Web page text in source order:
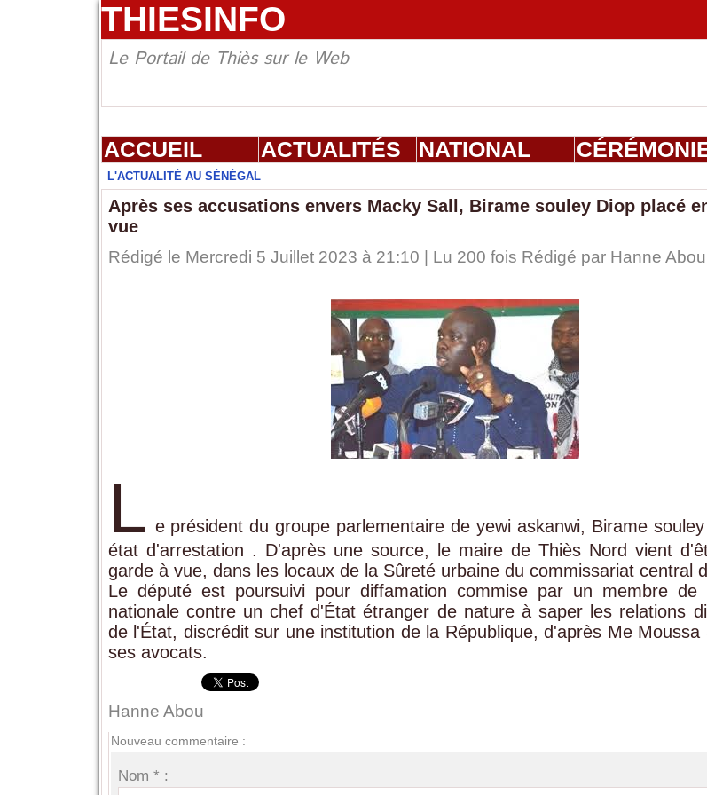
THIESINFO
Le Portail de Thiès sur le Web
ACCUEIL ACTUALITÉS NATIONAL
L'ACTUALITÉ AU SÉNÉGAL
Après ses accusations envers Macky Sall, Birame souley Diop placé
vue
Rédigé le Mercredi 5 Juillet 2023 à 21:10 | Lu 200 fois Rédigé par Hanne Abou
L e président du groupe parlementaire de yewi askanwi, Birame
état d'arrestation . D'après une source, le maire de Thiès Nord vient
garde à vue, dans les locaux de la Sûreté urbaine du commissariat central
Le député est poursuivi pour diffamation commise par un membre de
nationale contre un chef d'État étranger de nature à saper les relations
de l'État, discrédit sur une institution de la République, d'après Me Moussa
ses avocats.
Hanne Abou
Nouveau commentaire :
Nom * :